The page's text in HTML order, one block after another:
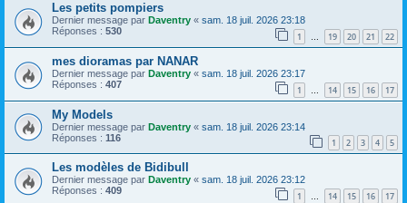
Les petits pompiers
Dernier message par Daventry « sam. 18 juil. 2026 23:18
Réponses : 530 1 … 19 20 21 22
mes dioramas par NANAR
Dernier message par Daventry « sam. 18 juil. 2026 23:17
Réponses : 407 1 … 14 15 16 17
My Models
Dernier message par Daventry « sam. 18 juil. 2026 23:14
Réponses : 116 1 2 3 4 5
Les modèles de Bidibull
Dernier message par Daventry « sam. 18 juil. 2026 23:12
Réponses : 409 1 … 14 15 16 17